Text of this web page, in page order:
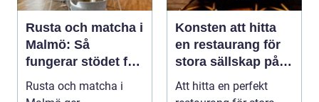
Rusta och matcha i
Malmö: Så
fungerar stödet för
dig som söker jobb
Rusta och matcha i
Konsten att hitta
en restaurang för
stora sällskap på
Östermalm i
Stockholm
Att hitta en perfekt